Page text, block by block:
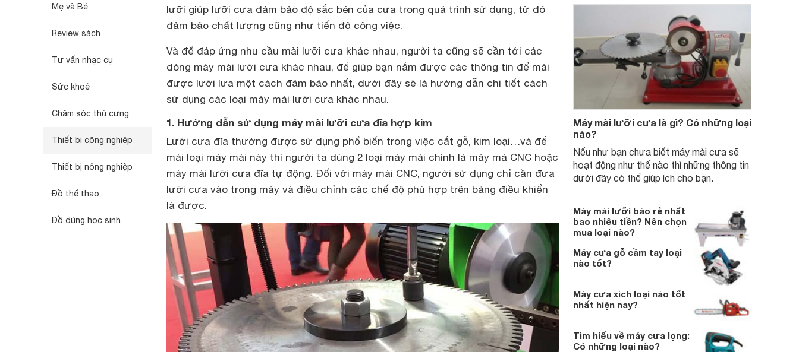
Mẹ và Bé
Review sách
Tư vấn nhạc cụ
Sức khoẻ
Chăm sóc thú cưng
Thiết bị công nghiệp
Thiết bị nông nghiệp
Đồ thể thao
Đồ dùng học sinh
lưỡi giúp lưỡi cưa đảm bảo độ sắc bén của cưa trong quá trình sử dụng, từ đó
đảm bảo chất lượng cũng như tiến độ công việc.
Và để đáp ứng nhu cầu mài lưỡi cưa khác nhau, người ta cũng sẽ cần tới các
dòng máy mài lưỡi cưa khác nhau, để giúp bạn nắm được các thông tin để mài
được lưỡi lưa một cách đảm bảo nhất, dưới đây sẽ là hướng dẫn chi tiết cách
sử dụng các loại máy mài lưỡi cưa khác nhau.
1. Hướng dẫn sử dụng máy mài lưỡi cưa đĩa hợp kim
Lưỡi cưa đĩa thường được sử dụng phổ biến trong việc cắt gỗ, kim loại…và để
mài loại máy mài này thì người ta dùng 2 loại máy mài chính là máy mà CNC hoặc
máy mài lưỡi cưa đĩa tự động. Đối với máy mài CNC, người sử dụng chỉ cần đưa
lưỡi cưa vào trong máy và điều chỉnh các chế độ phù hợp trên bảng điều khiển
là được.
Máy mài lưỡi cưa là gì? Có những loại
nào?
Nếu như bạn chưa biết máy mài cưa sẽ
hoạt động như thế nào thì những thông tin
dưới đây có thể giúp ích cho bạn.
Máy mài lưỡi bào rẻ nhất
bao nhiêu tiền? Nên chọn
mua loại nào?
Máy cưa gỗ cầm tay loại
nào tốt?
Máy cưa xích loại nào tốt
nhất hiện nay?
Tìm hiểu về máy cưa lọng:
Có những loại nào?